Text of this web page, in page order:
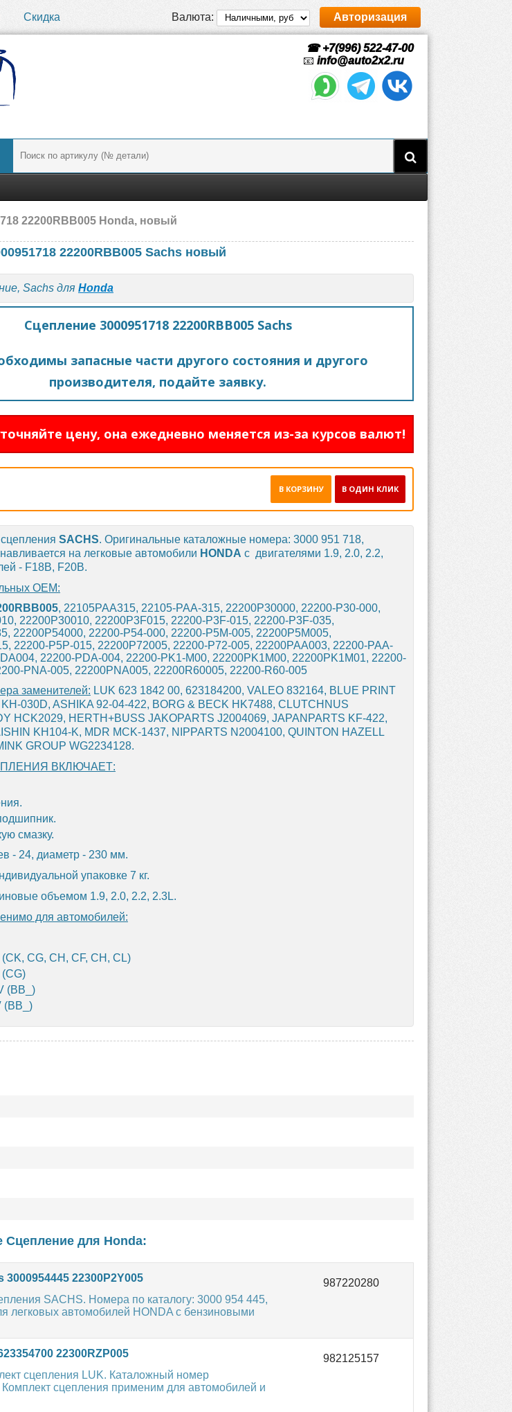
Скидка Валюта: Авторизация
☎ +7(996) 522-47-00
📧 info@auto2x2.ru
22200RBB005 Honda, новый
22200RBB005 Sachs новый
Sachs для Honda
Сцепление 3000951718 22200RBB005 Sachs
запасные части другого состояния и другого
производителя, подайте заявку.
цену, она ежедневно меняется из-за курсов валют!
В ОДИН КЛИК
В КОРЗИНУ
SACHS. Оригинальные каталожные номера: 3000 951 718,
на легковые автомобили HONDA с двигателями 1.9, 2.0, 2.2,
- F18B, F20B.
OEM:
, 22105PAA315, 22105-PAA-315, 22200P30000, 22200-P30-000,
22200P30010, 22200P3F015, 22200-P3F-015, 22200-P3F-035,
22200P54000, 22200-P54-000, 22200-P5M-005, 22200P5M005,
22200-P5P-015, 22200P72005, 22200-P72-005, 22200PAA003, 22200-PAA-
22200-PDA-004, 22200-PK1-M00, 22200PK1M00, 22200PK1M01, 22200-
PNA-005, 22200PNA005, 22200R60005, 22200-R60-005
заменителей: LUK 623 1842 00, 623184200, VALEO 832164, BLUE PRINT
030D, ASHIKA 92-04-422, BORG & BECK HK7488, CLUTCHNUS
HCK2029, HERTH+BUSS JAKOPARTS J2004069, JAPANPARTS KF-422,
KH104-K, MDR MCK-1437, NIPPARTS N2004100, QUINTON HAZELL
GROUP WG2234128.
ВКЛЮЧАЕТ:
смазку.
- 24, диаметр - 230 мм.
упаковке 7 кг.
объемом 1.9, 2.0, 2.2, 2.3L.
для автомобилей:
CG, CH, CF, CH, CL)
(BB_)
(BB_)
Сцепление для Honda:
22300P2Y005
SACHS. Номера по каталогу: 3000 954 445,
легковых автомобилей HONDA с бензиновыми
22300RZP005
сцепления LUK. Каталожный номер
сцепления применим для автомобилей и